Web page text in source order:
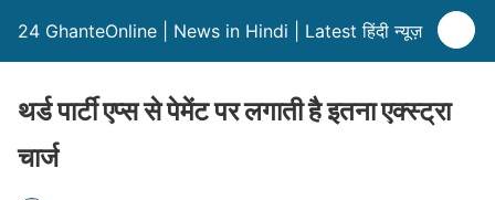
24 GhanteOnline | News in Hindi | Latest हिंदी न्यूज़
थर्ड पार्टी एप्स से पेमेंट पर लगाती है इतना एक्स्ट्रा
चार्ज